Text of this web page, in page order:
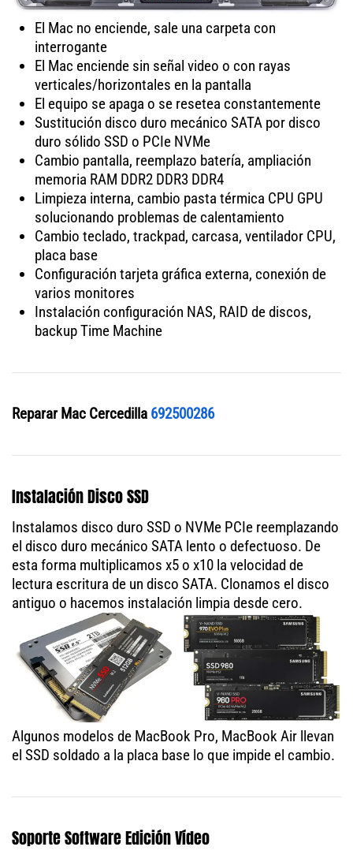
El Mac no enciende, sale una carpeta con
interrogante
El Mac enciende sin señal video o con rayas
verticales/horizontales en la pantalla
El equipo se apaga o se resetea constantemente
Sustitución disco duro mecánico SATA por disco
duro sólido SSD o PCIe NVMe
Cambio pantalla, reemplazo batería, ampliación
memoria RAM DDR2 DDR3 DDR4
Limpieza interna, cambio pasta térmica CPU GPU
solucionando problemas de calentamiento
Cambio teclado, trackpad, carcasa, ventilador CPU,
placa base
Configuración tarjeta gráfica externa, conexión de
varios monitores
Instalación configuración NAS, RAID de discos,
backup Time Machine
Reparar Mac Cercedilla 692500286
Instalación Disco SSD
Instalamos disco duro SSD o NVMe PCIe reemplazando
el disco duro mecánico SATA lento o defectuoso. De
esta forma multiplicamos x5 o x10 la velocidad de
lectura escritura de un disco SATA. Clonamos el disco
antiguo o hacemos instalación limpia desde cero.
Algunos modelos de MacBook Pro, MacBook Air llevan
el SSD soldado a la placa base lo que impide el cambio.
Soporte Software Edición Vídeo